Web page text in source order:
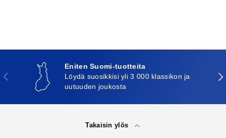
Edellinen
Eniten Suomi-tuotteita
Löydä suosikkisi yli 3 000 klassikon ja
uutuuden joukosta
Takaisin ylös